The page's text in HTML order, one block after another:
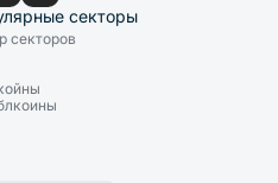
секторы
секторов